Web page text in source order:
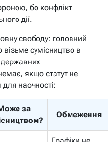
бо конфлікт
дії.
свободу: головний
візьме сумісництво в
державних
якщо статут не
наочності:
за
Обмеження